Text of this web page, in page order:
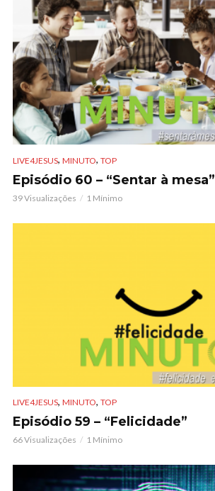
LIVE4JESUS, MINUTO, TOP
Episódio 60 – “Sentar à mesa”
39 Visualizações 1 Mínimo
LIVE4JESUS, MINUTO, TOP
Episódio 59 – “Felicidade”
66 Visualizações 1 Mínimo